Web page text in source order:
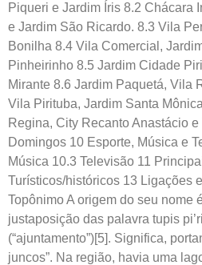
Piqueri e Jardim Íris 8.2 Chácara
e Jardim São Ricardo. 8.3 Vila
Bonilha 8.4 Vila Comercial,
Pinheirinho 8.5 Jardim Cidade
Mirante 8.6 Jardim Paquetá, Vila
Vila Pirituba, Jardim Santa
Regina, City Recanto Anastácio
Domingos 10 Esporte, Música e
Música 10.3 Televisão 11
Turísticos/históricos 13 Ligações
Topônimo A origem do seu nome
justaposição das palavra tupis
(“ajuntamento”)[5]. Significa,
juncos”. Na região, havia uma